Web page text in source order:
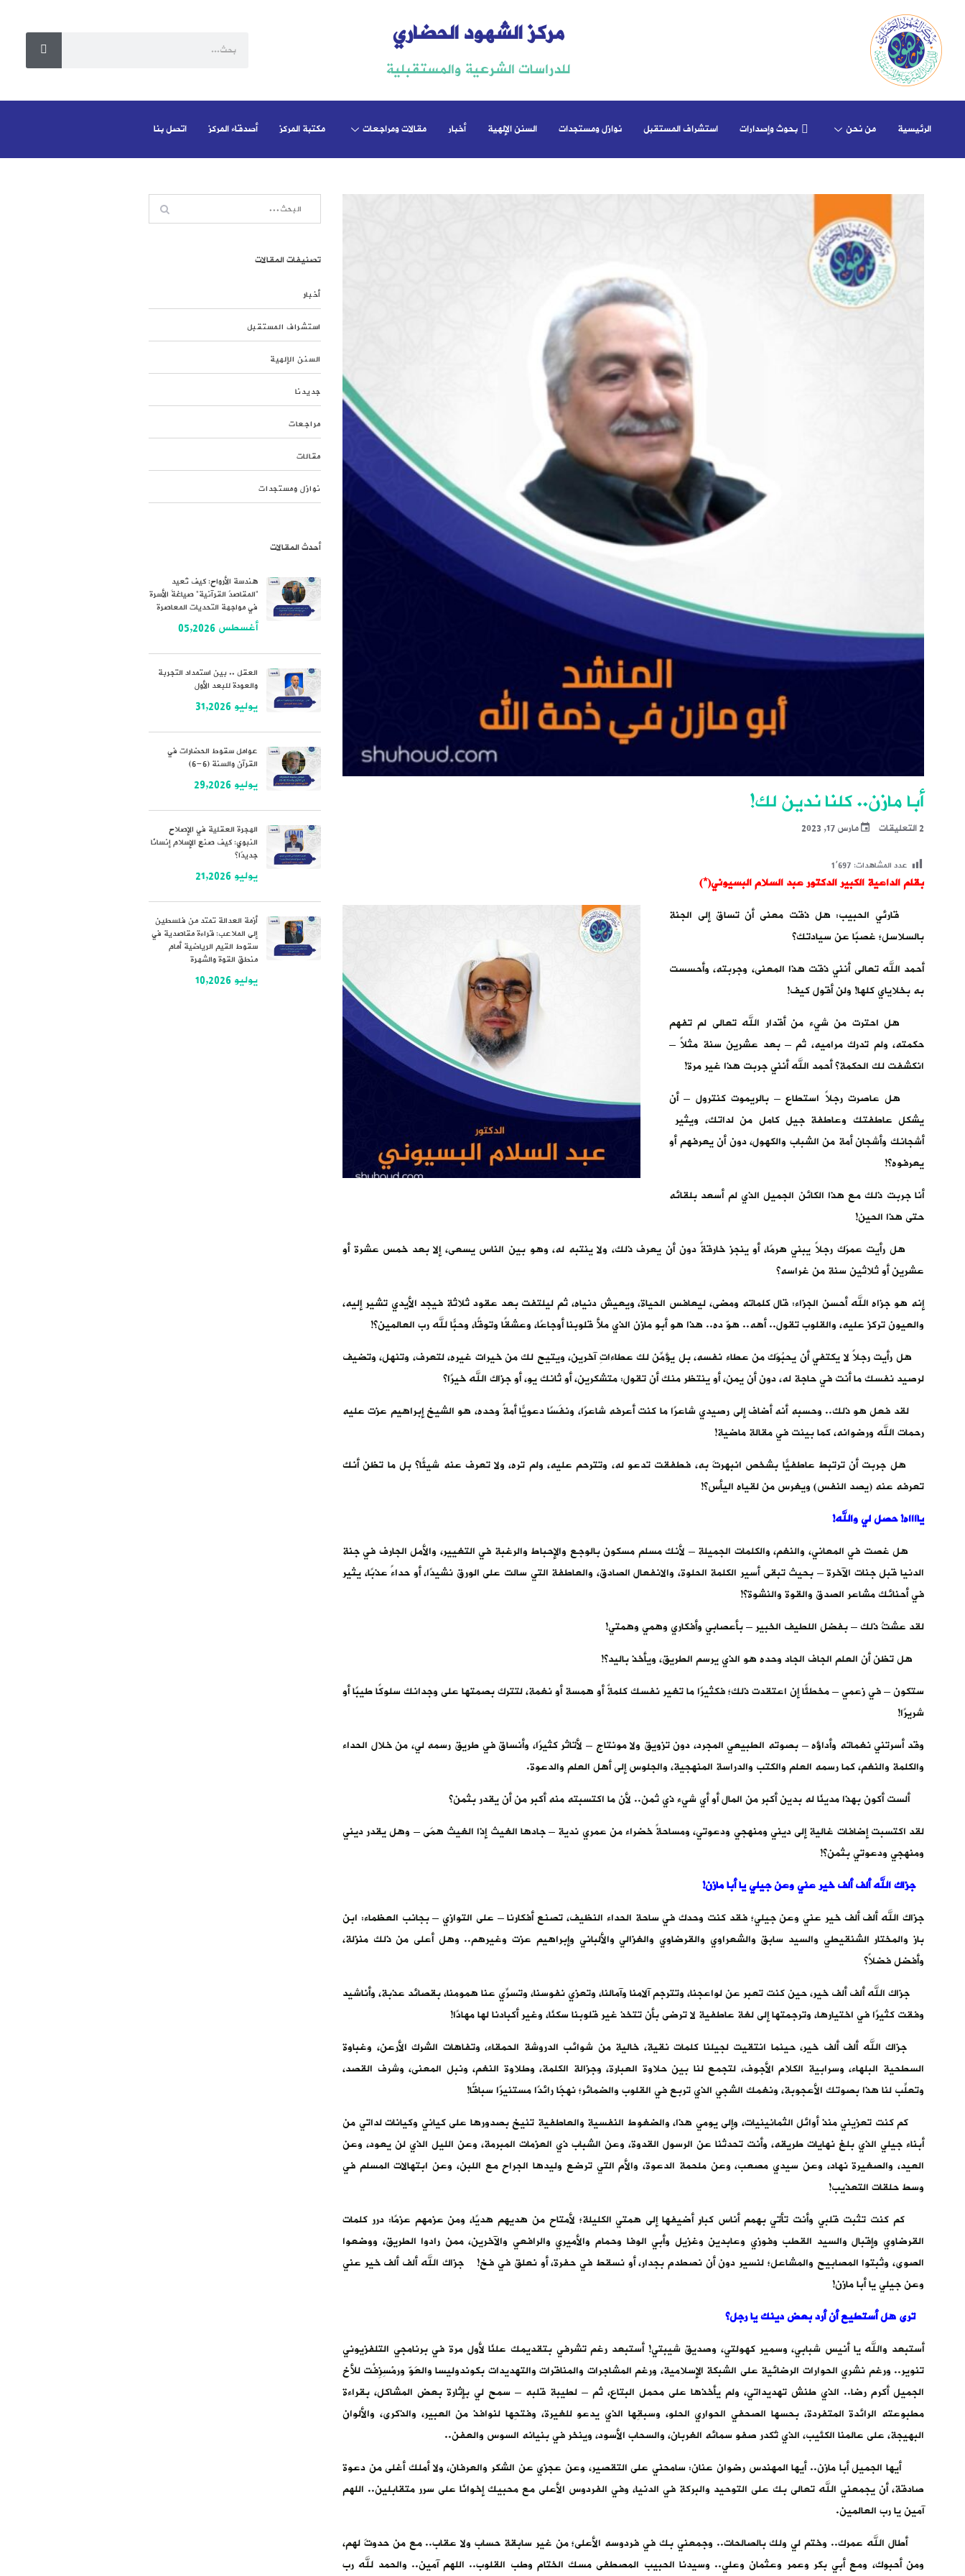
مركز الشهود الحضاري
للدراسات الشرعية والمستقبلية
الرئيسية من نحن بحوث وإصدارات استشراف المستقبل نوازل ومستجدات السنن الإلهية أخبار مقالات ومراجعات مكتبة المركز أصدقاء المركز اتصل بنا
أبا مازن.. كلنا ندين لك!
2 التعليقات مارس 17, 2023
عدد المشاهدات:1٬697
بقلم الداعية الكبير الدكتور عبد السلام البسيوني(*)
قارئي الحبيب: هل ذقت معنى أن تساق إلى الجنة
بالسلاسل؛ غصبًا عن سيادتك؟
أحمد الله تعالى أنني ذقت هذا المعنى، وجربته، وأحسست
به بخلاياي كلها! ولن أقول كيف!
هل احترت من شيء من أقدار الله تعالى لم تفهم
حكمته، ولم تدرك مراميه، ثم – بعد عشرين سنة مثلاً –
انكشفت لك الحكمة؟ أحمد الله أنني جربت هذا غير مرة!
هل عاصرت رجلاً استطاع – بالريموت كنترول – أن
يشكل عاطفتك وعاطفة جيل كامل من لداتك، ويثير
أشجانك وأشجان أمة من الشباب والكهول، دون أن يعرفهم أو
يعرفوه؟!
أنا جربت ذلك مع هذا الكائن الجميل الذي لم أسعد بلقائه
حتى هذا الحين!
هل رأيت عمرَك رجلاً يبني هرمًا، أو ينجز خارقةً دون أن يعرف ذلك، ولا ينتبه له، وهو بين الناس يسعى، إلا بعد خمس عشرة أو
عشرين أو ثلاثين سنة من غراسه؟
إنه هو جزاه الله أحسن الجزاء: قال كلماته ومضى، ليعافس الحياة، ويعيش دنياه، ثم ليلتفت بعد عقود ثلاثة فيجد الأيدي تشير إليه،
والعيون تركز عليه، والقلوب تقول.. أهه.. هوّ ده.. هذا هو أبو مازن الذي ملأ قلوبنا أوجاعًا، وعشقًا وتوقًا، وحبًّا لله رب العالمين؟!
هل رأيت رجلاً لا يكتفي أن يحبُوَك من عطاء نفسه، بل يؤمِّن لك عطاءاتِ آخرين، ويتيح لك من خيرات غيره، لتعرف، وتنهل، وتضيف
لرصيد نفسك ما أنت في حاجة له، دون أن يمن، أو ينتظر منك أن تقول: متشكرين، أو ثانك يو، أو جزاك الله خيرًا؟
لقد فعل هو ذلك.. وحسبه أنه أضاف إلى رصيدي شاعرًا ما كنت أعرفه شاعرًا، ونفَسًا دعويًّا أمةً وحده، هو الشيخ إبراهيم عزت عليه
رحمات الله ورضوانه، كما بينت في مقالة ماضية!
هل جربت أن ترتبط عاطفيًّا بشخص انبهرتَ به، فطفقت تدعو له، وتترحم عليه، ولم تره، ولا تعرف عنه شيئًا؟ بل ما تظن أنك
تعرفه عنه (يصد النفس) ويغرس من لقياه اليأس؟!
يااااه! حصل لي والله!
هل غصت في المعاني، والنغم، والكلمات الجميلة – لأنك مسلم مسكون بالوجع والإحباط والرغبة في التغيير، والأمل الجارف في جنة
الدنيا قبل جنات الآخرة – بحيث تبقى أسير الكلمة الحلوة، والانفعال الصادق، والعاطفة التي سالت على الورق نشيدًا، أو حداءً عذبًا، يثير
في أحنائك مشاعر الصدق والقوة والنشوة؟!
لقد عشتُ ذلك – بفضل اللطيف الخبير – بأعصابي وأفكاري وهمي وهمتي!
هل تظن أن العلم الجاف الجاد وحده هو الذي يرسم الطريق، ويأخذ باليد؟!
ستكون – في زعمي – مخطئًا إن اعتقدت ذلك؛ فكثيرًا ما تغير نفسك كلمةٌ أو همسة أو نغمة، لتترك بصمتها على وجدانك سلوكًا طيبًا أو
شريرًا!
وقد أسرتني نغماته وأداؤه – بصوته الطبيعي المجرد، دون تزويق ولا مونتاج – لأتاثر كثيرًا، وأنساق في طريق رسمه لي، من خلال الحداء
والكلمة والنغم، كما رسمه العلم والكتب والدراسة المنهجية، والجلوس إلى أهل العلم والدعوة.
ألست أكون بهذا مدينًا له بدين أكبر من المال أو أي شيء ذي ثمن.. لأن ما اكتسبته منه أكبر من أن يقدر بثمن؟
لقد اكتسبت إضافات غالية إلى ديني ومنهجي ودعوتي، ومساحةً خضراء من عمري ندية – جادها الغيث إذا الغيث همَى – وهل يقدر ديني
ومنهجي ودعوتي بثمن؟!
جزاك الله ألف ألف خير عني وعن جيلي يا أبا مازن!
جزاك الله ألف ألف خير عني وعن جيلي؛ فقد كنت وحدك في ساحة الحداء النظيف، تصنع أفكارنا – على التوازي – بجانب العظماء: ابن
باز والمختار الشنقيطي والسيد سابق والشعراوي والقرضاوي والغزالي والألباني وإبراهيم عزت وغيرهم.. وهل أعلى من ذلك منزلة،
وأفضل فضلاً؟
جزاك الله ألف ألف خير، حين كنت تعبر عن لواعجنا، وتترجم آلامنا وآمالنا، وتعزي نفوسنا، وتسرِّي عنا همومنا، بقصائد عذبة، وأناشيد
وفقت كثيرًا في اختيارها، وترجمتها إلى لغة عاطفية لا ترضى بأن تتخذ غير قلوبنا سكنًا، وغير أكبادنا لها مهادًا!
جزاك الله ألف ألف خير، حينما انتقيت لجيلنا كلمات نقية، خالية من شوائب الدروشة الحمقاء، وتفاهات الشرك الأرعن، وغباوة
السطحية البلهاء، وسرابية الكلام الأجوف، لتجمع لنا بين حلاوة العبارة، وجزالة الكلمة، وطلاوة النغم، ونبل المعنى، وشرف القصد،
وتعلِّب لنا هذا بصوتك الأعجوبة، ونغمك الشجي الذي تربع في القلوب والضمائر؛ نهجًا رائدًا مستنيرًا سباقًا!
كم كنت تعزيني منذ أوائل الثمانينيات، وإلى يومي هذا، والضغوط النفسية والعاطفية تنيخ بصدورها على كياني وكيانات لداتي من
أبناء جيلي الذي بلغ نهايات طريقه، وأنت تحدثنا عن الرسول القدوة، وعن الشباب ذي العزمات المبرمة، وعن الليل الذي لن يعود، وعن
العيد، والصغيرة نهاد، وعن سيدي مصعب، وعن ملحمة الدعوة، والأم التي ترضع وليدها الجراح مع اللبن، وعن ابتهالات المسلم في
وسط حلقات التعذيب!
كم كنت تثبت قلبي وأنت تأتي بهمم أناس كبارٍ أضيفها إلى همتي الكليلة؛ لأمتاح من هديهم هديًا، ومن عزمهم عزمًا: درر كلمات
القرضاوي وإقبال والسيد القطب وفوزي وعابدين وغزيل وأبي الوفا وحمام والأميري والرافعي والآخرين، ممن رادوا الطريق، ووضعوا
الصوى، وثبتوا المصابيح والمشاعل؛ لنسير دون أن نصطدم بجدار، أو نسقط في حفرة، أو نعلق في فخ! جزاك الله ألف ألف خير عني
وعن جيلي يا أبا مازن!
ترى هل أستطيع أن أرد بعض دينك يا رجل؟
أستبعد والله يا أنيس شبابي، وسمير كهولتي، وصديق شيبتي! أستبعد رغم تشرفي بتقديمك علنًا لأول مرة في برنامجي التلفزيوني
تنوير.. ورغم نشري الحوارات الرضائية على الشبكة الإسلامية، ورغم المشاجرات والمناقرات والتهديدات بكوندوليسا والعَوّ ورمْسِزِفْت للأخ
الجميل أكرم رضا.. الذي طنش تهديداتي، ولم يأخذها على محمل البتاع، ثم – لطيبة قلبه – سمح لي بإثارة بعض المشاكل، بقراءة
مطبوعته الرائدة المتفردة، بحسها الصحفي الحواري الحلو، وسبقِها الذي يدعو للغيرة، وفتحِها لنوافذ من العبير، والذكرى، والألوان
البهيجة، على عالمنا الكئيب، الذي تُكدر صفو سمائه الغربان، والسحاب الأسود، وينخر في بنيانه السوس والعفن..
أيها الجميل أبا مازن.. أيها المهندس رضوان عنان: سامحني على التقصير، وعن عجزي عن الشكر والعرفان، ولا أملك أغلى من دعوة
صادقة، أن يجمعني الله تعالى بك على التوحيد والبركة في الدنيا، وفي الفردوس الأعلى مع محبيك إخوانًا على سرر متقابلين.. اللهم
آمين يا رب العالمين.
أطال الله عمرك.. وختم لي ولك بالصالحات.. وجمعني بك في فردوسه الأعلى؛ من غير سابقة حساب ولا عقاب.. مع من حدوتَ لهم،
ومن أحبوك، ومع أبي بكر وعمر وعثمان وعلي.. وسيدنا الحبيب المصطفى مسك الختام وطب القلوب.. اللهم آمين.. والحمد لله رب
تصنيفات المقالات
أخبار
استشراف المستقبل
السنن الإلهية
جديدنا
مراجعات
مقالات
نوازل ومستجدات
أحدث المقالات
هندسة الأرواح: كيف تُعيد
“المقاصدُ القرآنية” صياغةَ الأسرة
في مواجهة التحديات المعاصرة
أغسطس 05,2026
العقل .. بين استمداد التجربة
والعودة للبعد الأول
يوليو 31,2026
عوامل سقوط الحضارات في
القرآن والسنة (6-6)
يوليو 29,2026
الهجرة العقلية في الإصلاح
النبوي: كيف صنع الإسلام إنسانًا
جديدًا؟
يوليو 21,2026
أزمة العدالة تمتد من فلسطين
إلى الملاعب: قراءة مقاصدية في
سقوط القيم الرياضية أمام
منطق القوة والشهرة
يوليو 10,2026